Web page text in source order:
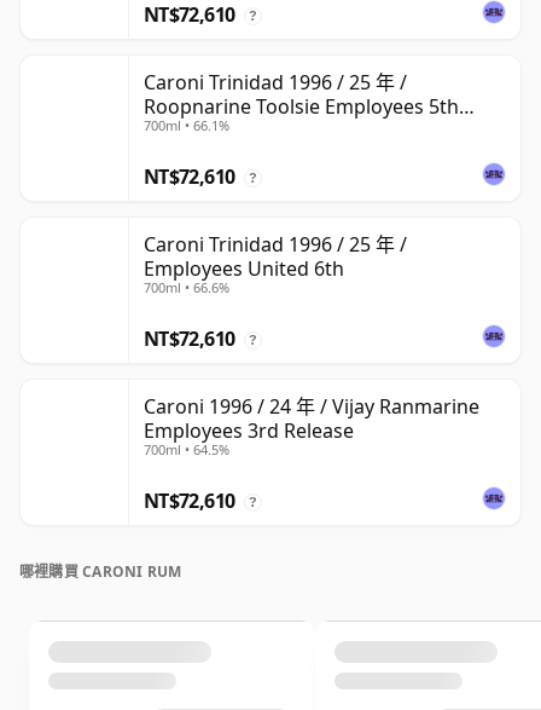
NT$72,610 ?
Caroni Trinidad 1996 / 25 年 /
Roopnarine Toolsie Employees 5th
Release
700ml • 66.1%
NT$72,610 ?
Caroni Trinidad 1996 / 25 年 /
Employees United 6th
700ml • 66.6%
NT$72,610 ?
Caroni 1996 / 24 年 / Vijay Ranmarine
Employees 3rd Release
700ml • 64.5%
NT$72,610 ?
哪裡購買 CARONI RUM